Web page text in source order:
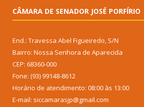
CÂMARA DE SENADOR JOSÉ PORFÍRIO
End.: Travessa Abel Figueiredo, S/N
Bairro: Nossa Senhora de Aparecida
CEP: 68360-000
Fone: (93) 99148-8612
Horário de atendimento: 08:00 às 13:00
E-mail: siccamarasjp@gmail.com